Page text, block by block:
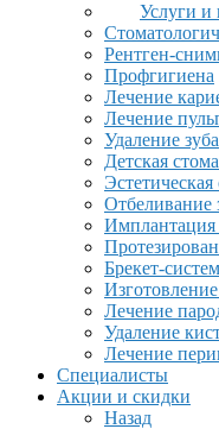
Услуги и
Рентген-
Профгигиена
Лечение
Лечение
Удаление зуба
Детская
Отбеливание
Имплантация
Брекет-
Лечение
Удаление
Лечение
Специалисты
Акции и скидки
Назад